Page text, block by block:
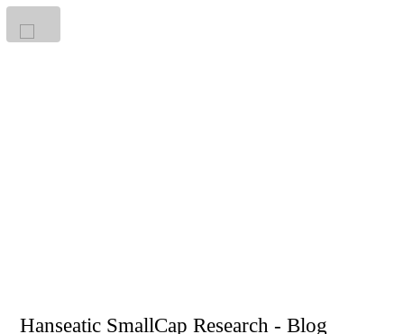
Hanseatic SmallCap Research - Blog